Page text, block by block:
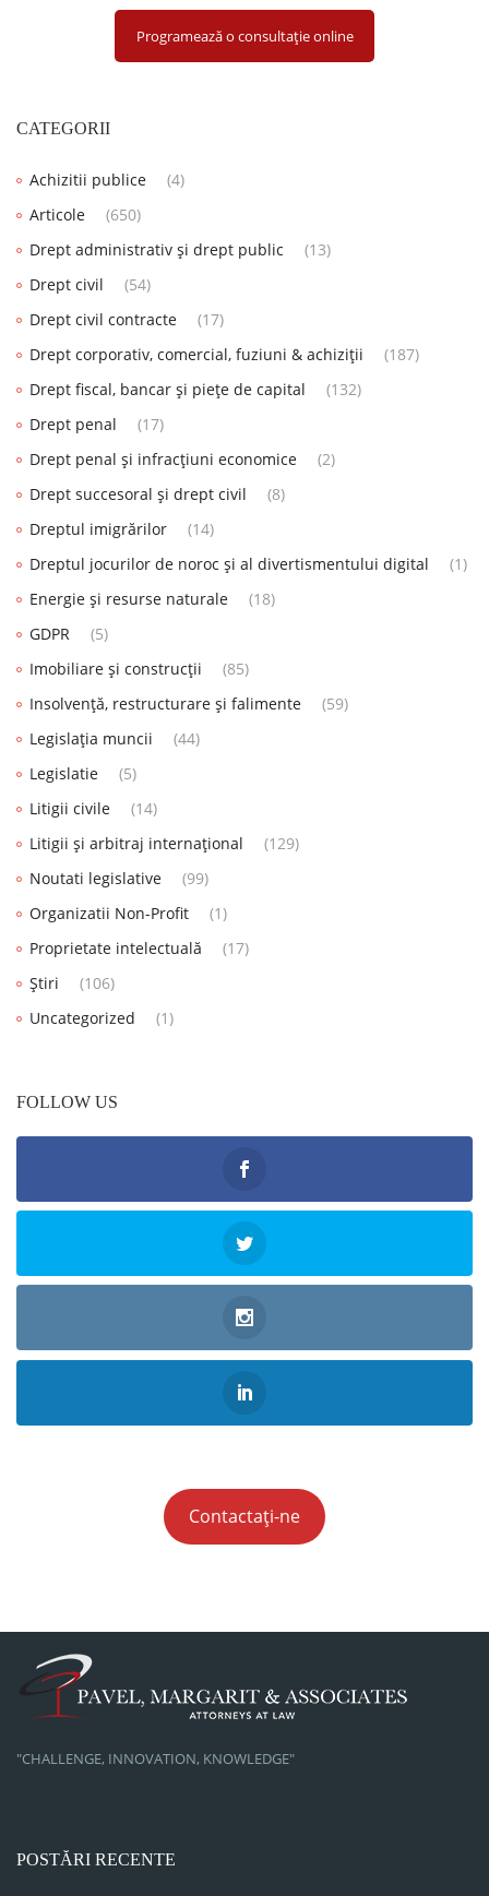
Programează o consultație online
CATEGORII
Achizitii publice
(4)
Articole
(650)
Drept administrativ și drept public
(13)
Drept civil
(54)
Drept civil contracte
(17)
Drept corporativ, comercial, fuziuni & achiziții
(187)
Drept fiscal, bancar și piețe de capital
(132)
Drept penal
(17)
Drept penal și infracțiuni economice
(2)
Drept succesoral și drept civil
(8)
Dreptul imigrărilor
(14)
Dreptul jocurilor de noroc și al divertismentului digital
(1)
Energie și resurse naturale
(18)
GDPR
(5)
Imobiliare și construcții
(85)
Insolvență, restructurare și falimente
(59)
Legislația muncii
(44)
Legislatie
(5)
Litigii civile
(14)
Litigii și arbitraj internațional
(129)
Noutati legislative
(99)
Organizatii Non-Profit
(1)
Proprietate intelectuală
(17)
Știri
(106)
Uncategorized
(1)
FOLLOW US
Contactați-ne
"CHALLENGE, INNOVATION, KNOWLEDGE"
POSTĂRI RECENTE